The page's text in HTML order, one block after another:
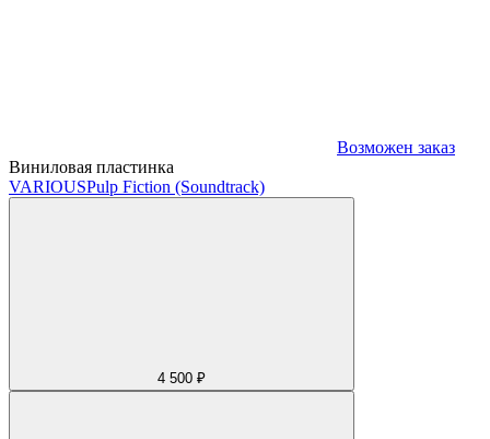
Возможен заказ
Виниловая пластинка
VARIOUSPulp Fiction (Soundtrack)
4 500 ₽